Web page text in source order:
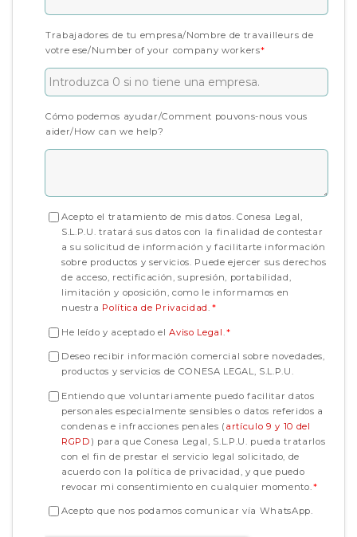
Trabajadores de tu empresa/Nombre de travailleurs de
votre ese/Number of your company workers*
Cómo podemos ayudar/Comment pouvons-nous vous
aider/How can we help?
Acepto el tratamiento de mis datos. Conesa Legal,
S.L.P.U. tratará sus datos con la finalidad de contestar
a su solicitud de información y facilitarte información
sobre productos y servicios. Puede ejercer sus derechos
de acceso, rectificación, supresión, portabilidad,
limitación y oposición, como le informamos en
nuestra Política de Privacidad. *
He leído y aceptado elAviso Legal *
Deseo recibir información comercial sobre novedades,
productos y servicios de CONESA LEGAL, S.L.P.U.
Entiendo que voluntariamente puedo facilitar datos
personales especialmente sensibles o datos referidos a
condenas e infracciones penales ( artículo 9 y 10 del
RGPD ) para que Conesa Legal, S.L.P.U. pueda tratarlos
con el fin de prestar el servicio legal solicitado, de
acuerdo con la política de privacidad, y que puedo
revocar mi consentimiento en cualquier momento. *
Acepto que nos podamos comunicar vía WhatsApp.